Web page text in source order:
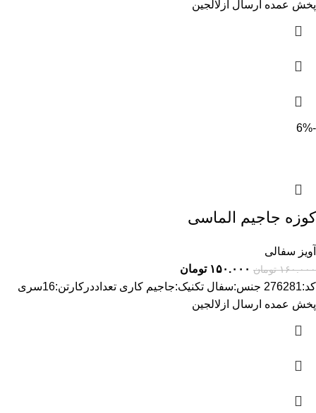
پخش عمده ارسال ازلالجین
-6%
کوزه جاجیم الماسی
آویز سفالی
۱۶۰.۰۰۰ تومان ۱۵۰.۰۰۰ تومان
کد:276281 جنس:سفال تکنیک:جاجیم کاری تعداددرکارتن:16سری
پخش عمده ارسال ازلالجین